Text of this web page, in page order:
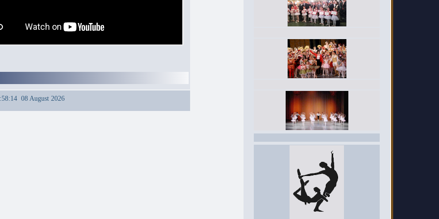
08 August 2026